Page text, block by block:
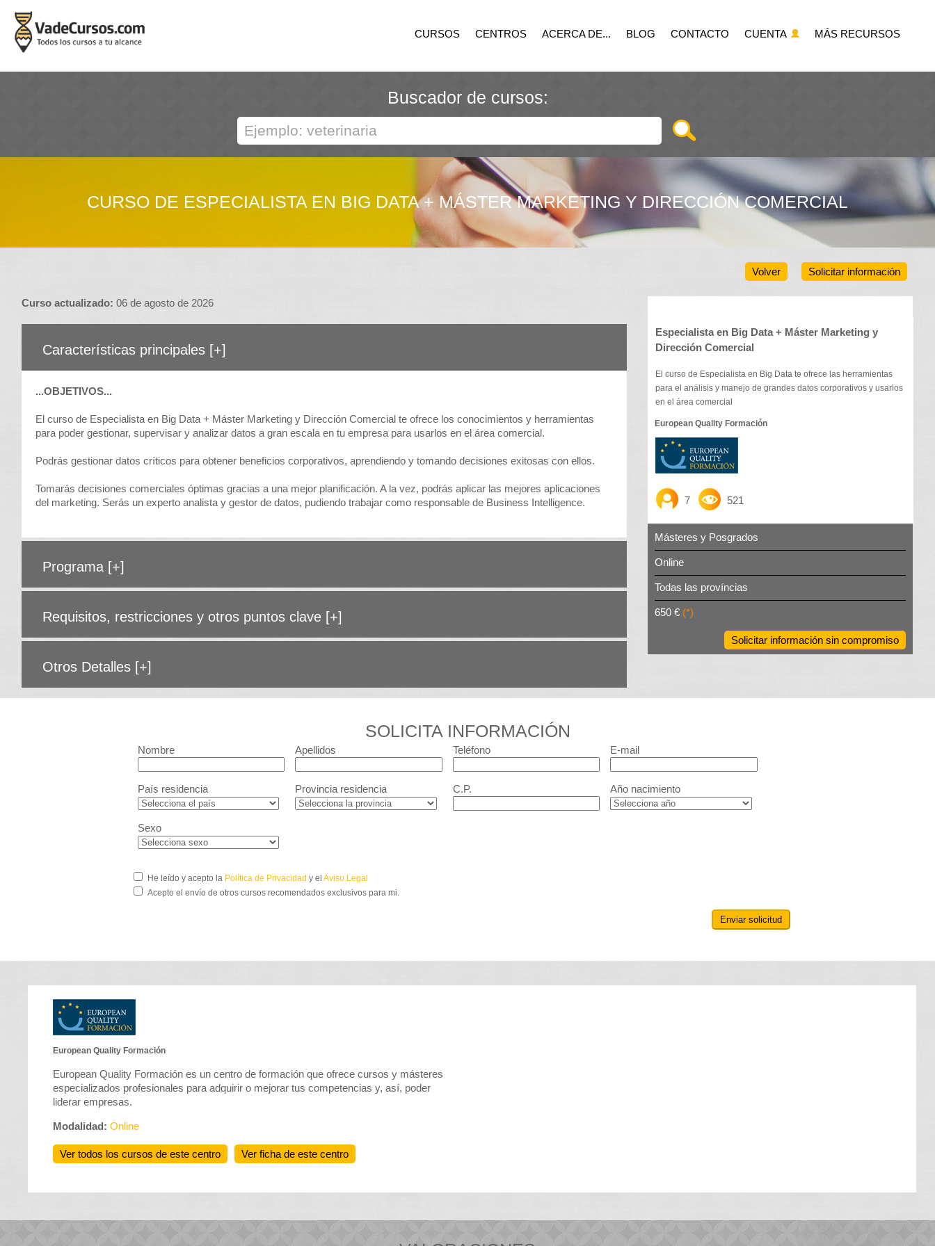
CURSOS CENTROS ACERCA DE... BLOG CONTACTO CUENTA MÁS RECURSOS
Buscador de cursos:
CURSO DE ESPECIALISTA EN BIG DATA + MÁSTER MARKETING Y DIRECCIÓN COMERCIAL
Solicitar información
Volver
Curso actualizado: 06 de agosto de 2026
Características principales [+]
...OBJETIVOS...
El curso de Especialista en Big Data + Máster Marketing y Dirección Comercial te ofrece los conocimientos y herramientas
para poder gestionar, supervisar y analizar datos a gran escala en tu empresa para usarlos en el área comercial.
Podrás gestionar datos críticos para obtener beneficios corporativos, aprendiendo y tomando decisiones exitosas con ellos.
Tomarás decisiones comerciales óptimas gracias a una mejor planificación. A la vez, podrás aplicar las mejores aplicaciones
del marketing. Serás un experto analista y gestor de datos, pudiendo trabajar como responsable de Business Intelligence.
Programa [+]
Requisitos, restricciones y otros puntos clave [+]
Otros Detalles [+]
Especialista en Big Data + Máster Marketing y
Dirección Comercial
El curso de Especialista en Big Data te ofrece las herramientas
para el análisis y manejo de grandes datos corporativos y usarlos
en el área comercial
European Quality Formación
7 521
Másteres y Posgrados
Online
Todas las províncias
650 € (*)
Solicitar información sin compromiso
SOLICITA INFORMACIÓN
Nombre Apellidos Teléfono E-mail
País residencia Provincia residencia C.P. Año nacimiento
Sexo
He leído y acepto la Política de Privacidad y elAviso Legal
Acepto el envío de otros cursos recomendados exclusivos para mi.
Enviar solicitud
European Quality Formación
European Quality Formación es un centro de formación que ofrece cursos y másteres
especializados profesionales para adquirir o mejorar tus competencias y, así, poder
liderar empresas.
Modalidad:Online
Ver todos los cursos de este centro Ver ficha de este centro